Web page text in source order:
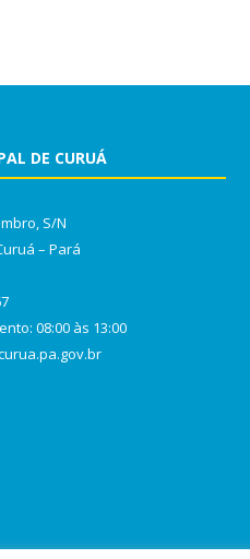
DE CURUÁ
S/N
– Pará
08:00 às 13:00